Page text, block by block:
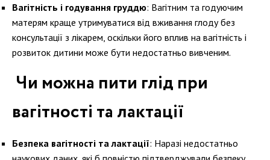
Вагітність і годування груддю: Вагітним та годуючим
матерям краще утримуватися від вживання глоду без
консультації з лікарем, оскільки його вплив на вагітність і
розвиток дитини може бути недостатньо вивченим.
Чи можна пити глід при
вагітності та лактації
Безпека вагітності та лактації: Наразі недостатньо